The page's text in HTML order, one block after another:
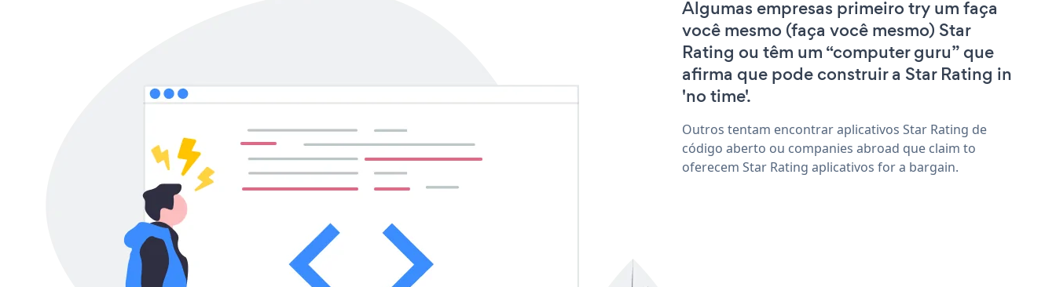
Algumas empresas primeiro try um faça
você mesmo (faça você mesmo) Star
Rating ou têm um “computer guru” que
afirma que pode construir a Star Rating in
'no time'.
Outros tentam encontrar aplicativos Star Rating de
código aberto ou companies abroad que claim to
oferecem Star Rating aplicativos for a bargain.